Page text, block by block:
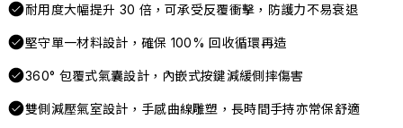
耐用度大幅提升 30 倍，可承受反覆衝擊，防護力不易衰退
堅守單一材料設計，確保 100% 回收循環再造
360° 包覆式氣囊設計，內嵌式按鍵減緩側摔傷害
雙側減壓氣室設計，手感曲線雕塑，長時間手持亦常保舒適